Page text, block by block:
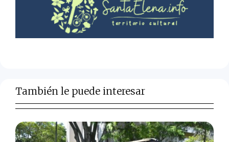
También le puede interesar